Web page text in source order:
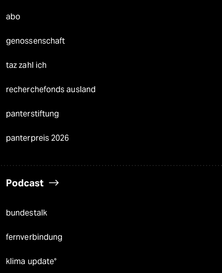
abo
genossenschaft
taz zahl ich
recherchefonds ausland
panterstiftung
panterpreis 2026
Podcast
bundestalk
fernverbindung
klima update°